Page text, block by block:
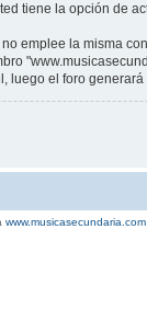
tiene la opción de
emplee la misma
luego el foro
www.musicasecundaria.com